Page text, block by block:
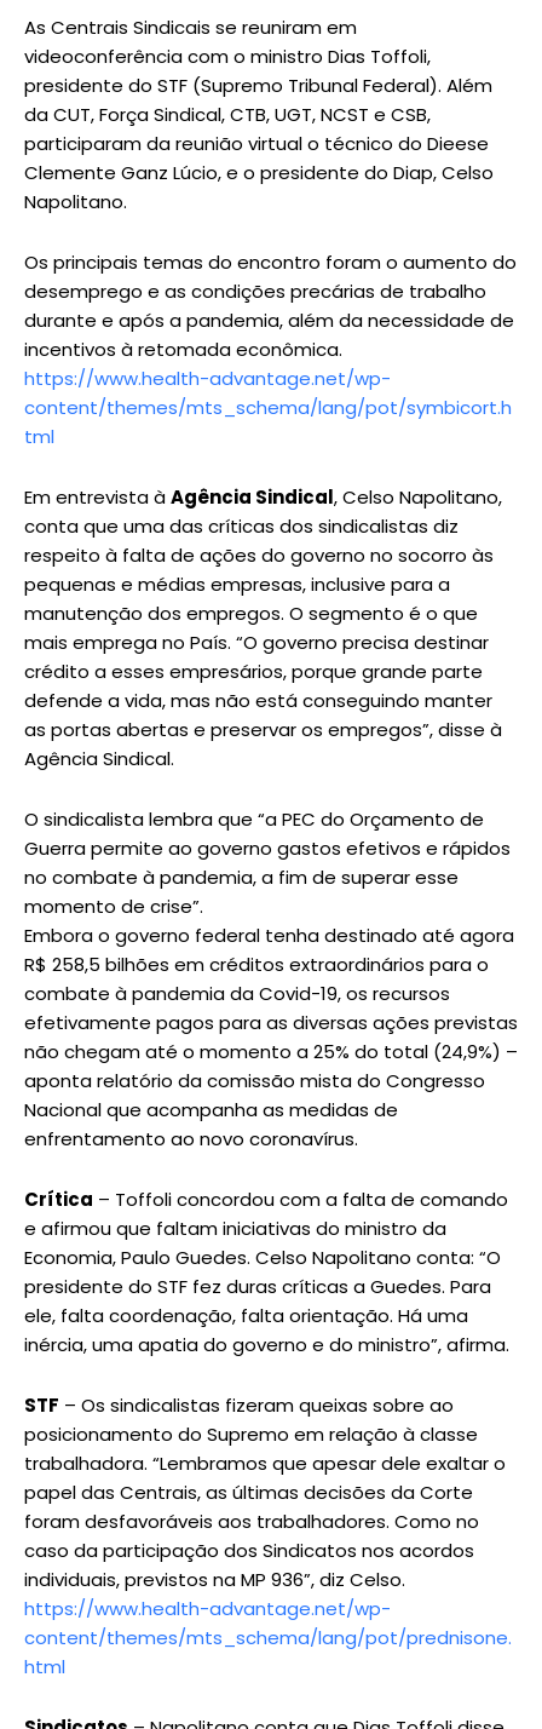
As Centrais Sindicais se reuniram em
videoconferência com o ministro Dias Toffoli,
presidente do STF (Supremo Tribunal Federal). Além
da CUT, Força Sindical, CTB, UGT, NCST e CSB,
participaram da reunião virtual o técnico do Dieese
Clemente Ganz Lúcio, e o presidente do Diap, Celso
Napolitano.
Os principais temas do encontro foram o aumento do
desemprego e as condições precárias de trabalho
durante e após a pandemia, além da necessidade de
incentivos à retomada econômica.
https://www.health-advantage.net/wp-
content/themes/mts_schema/lang/pot/symbicort.h
tml
Em entrevista àAgência Sindical, Celso Napolitano,
conta que uma das críticas dos sindicalistas diz
respeito à falta de ações do governo no socorro às
pequenas e médias empresas, inclusive para a
manutenção dos empregos. O segmento é o que
mais emprega no País. “O governo precisa destinar
crédito a esses empresários, porque grande parte
defende a vida, mas não está conseguindo manter
as portas abertas e preservar os empregos”, disse à
Agência Sindical.
O sindicalista lembra que “a PEC do Orçamento de
Guerra permite ao governo gastos efetivos e rápidos
no combate à pandemia, a fim de superar esse
momento de crise”.
Embora o governo federal tenha destinado até agora
R$ 258,5 bilhões em créditos extraordinários para o
combate à pandemia da Covid-19, os recursos
efetivamente pagos para as diversas ações previstas
não chegam até o momento a 25% do total (24,9%) –
aponta relatório da comissão mista do Congresso
Nacional que acompanha as medidas de
enfrentamento ao novo coronavírus.
Crítica – Toffoli concordou com a falta de comando
e afirmou que faltam iniciativas do ministro da
Economia, Paulo Guedes. Celso Napolitano conta: “O
presidente do STF fez duras críticas a Guedes. Para
ele, falta coordenação, falta orientação. Há uma
inércia, uma apatia do governo e do ministro”, afirma.
STF – Os sindicalistas fizeram queixas sobre ao
posicionamento do Supremo em relação à classe
trabalhadora. “Lembramos que apesar dele exaltar o
papel das Centrais, as últimas decisões da Corte
foram desfavoráveis aos trabalhadores. Como no
caso da participação dos Sindicatos nos acordos
individuais, previstos na MP 936”, diz Celso.
https://www.health-advantage.net/wp-
content/themes/mts_schema/lang/pot/prednisone.
html